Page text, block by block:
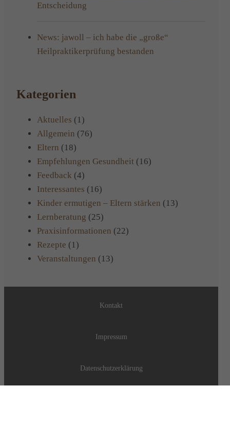
Entscheidung
News: jawoll – ich habe die „große“
Heilpraktikerprüfung bestanden
Kategorien
Aktuelles (1)
Allgemein (76)
Eltern (18)
Empfehlungen Gesundheit (16)
Feedback (4)
Interessantes (16)
Kinder ermutigen – Eltern stärken (13)
Lernberatung (25)
Praxisinformationen (22)
Rezepte (1)
Veranstaltungen (13)
Kontakt
Impressum
Datenschutzerklärung